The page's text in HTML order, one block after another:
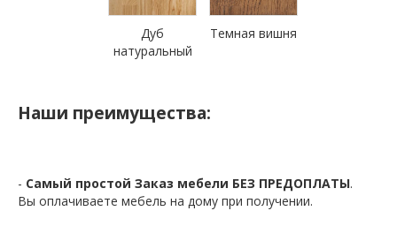
Дуб
натуральный
Темная вишня
Наши преимущества:
- Самый простой Заказ мебели БЕЗ ПРЕДОПЛАТЫ.
Вы оплачиваете мебель на дому при получении.